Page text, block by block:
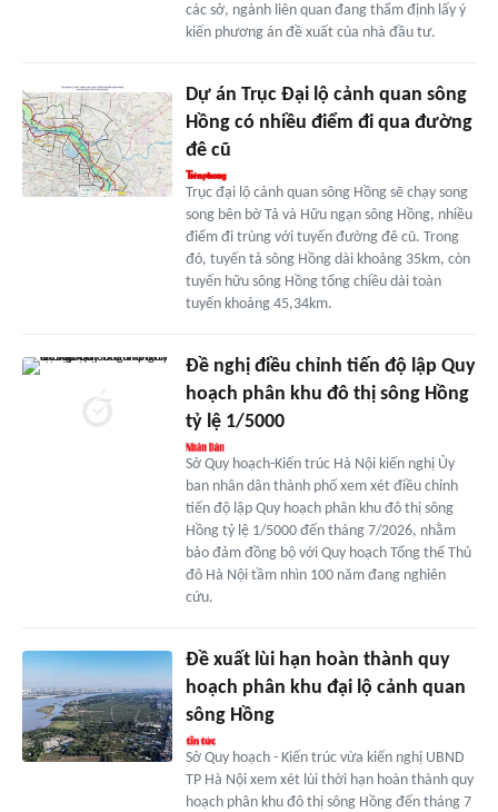
các sở, ngành liên quan đang thẩm định lấy ý
kiến phương án đề xuất của nhà đầu tư.
Dự án Trục Đại lộ cảnh quan sông
Hồng có nhiều điểm đi qua đường
đê cũ
Trục đại lộ cảnh quan sông Hồng sẽ chạy song
song bên bờ Tả và Hữu ngạn sông Hồng, nhiều
điểm đi trùng với tuyến đường đê cũ. Trong
đó, tuyến tả sông Hồng dài khoảng 35km, còn
tuyến hữu sông Hồng tổng chiều dài toàn
tuyến khoảng 45,34km.
Đề nghị điều chỉnh tiến độ lập Quy
hoạch phân khu đô thị sông Hồng
tỷ lệ 1/5000
Sở Quy hoạch-Kiến trúc Hà Nội kiến nghị Ủy
ban nhân dân thành phố xem xét điều chỉnh
tiến độ lập Quy hoạch phân khu đô thị sông
Hồng tỷ lệ 1/5000 đến tháng 7/2026, nhằm
bảo đảm đồng bộ với Quy hoạch Tổng thể Thủ
đô Hà Nội tầm nhìn 100 năm đang nghiên
cứu.
Đề xuất lùi hạn hoàn thành quy
hoạch phân khu đại lộ cảnh quan
sông Hồng
Sở Quy hoạch - Kiến trúc vừa kiến nghị UBND
TP Hà Nội xem xét lùi thời hạn hoàn thành quy
hoạch phân khu đô thị sông Hồng đến tháng 7